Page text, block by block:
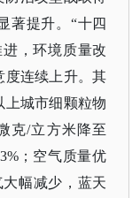
著提升。 “十四
，环境质量改
度连续上升。其
上城市细颗粒物
克/立方米降至
；空气质量优
大幅减少，蓝天